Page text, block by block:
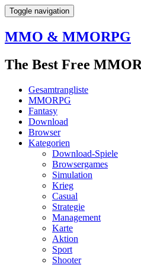
Toggle navigation
MMO & MMORPG
The Best Free
Gesamtrangliste
MMORPG
Fantasy
Download
Browser
Kategorien
Download-Spiele
Browsergames
Simulation
Krieg
Casual
Strategie
Management
Karte
Aktion
Sport
Shooter